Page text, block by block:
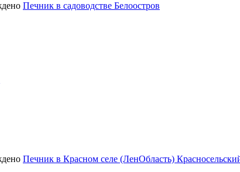
Печник в садоводстве Белоостров
Печник в Красном селе (ЛенОбласть)